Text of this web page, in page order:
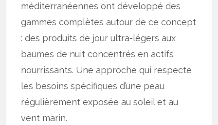
méditerranéennes ont développé des
gammes complètes autour de ce concept
: des produits de jour ultra-légers aux
baumes de nuit concentrés en actifs
nourrissants. Une approche qui respecte
les besoins spécifiques d’une peau
régulièrement exposée au soleil et au
vent marin.